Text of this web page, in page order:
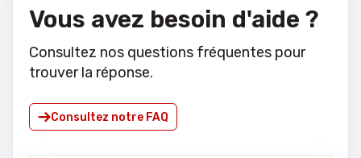
Vous avez besoin d'aide ?
Consultez nos questions fréquentes pour
trouver la réponse.
Consultez notre FAQ